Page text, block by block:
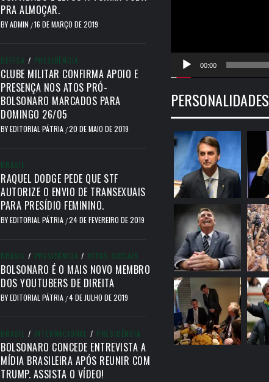
PRA ALMOÇAR.
BYADMIN /16 DE MARÇO DE 2019
DEFESA / PRESIDÊNCIA
CLUBE MILITAR CONFIRMA APOIO E
PRESENÇA NOS ATOS PRÓ-
BOLSONARO MARCADOS PARA
DOMINGO 26/05
BYEDITORIAL PÁTRIA /20 DE MAIO DE 2019
BRASIL
RAQUEL DODGE PEDE QUE STF
AUTORIZE O ENVIO DE TRANSEXUAIS
PARA PRESÍDIO FEMININO.
BYEDITORIAL PÁTRIA /24 DE FEVEREIRO DE 2019
BRASIL / PRESIDÊNCIA / REDES SOCIAIS
BOLSONARO É O MAIS NOVO MEMBRO
DOS YOUTUBERS DE DIREITA
BYEDITORIAL PÁTRIA /4 DE JULHO DE 2019
BRASIL / INTERNACIONAL / PRESIDÊNCIA
BOLSONARO CONCEDE ENTREVISTA A
MÍDIA BRASILEIRA APÓS REUNIR COM
TRUMP. ASSISTA O VÍDEO!
00:00
PERSONALIDADES